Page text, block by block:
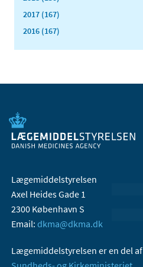
2017 (167)
2016 (167)
Lægemiddelstyrelsen
Axel Heides Gade 1
2300 København S
Email: dkma@dkma.dk
Lægemiddelstyrelsen er en del af